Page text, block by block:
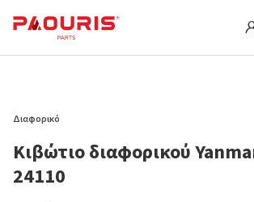
Διαφορικό
Κιβώτιο διαφορικού
24110